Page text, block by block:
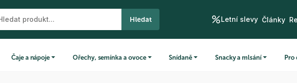
Hledat Letní slevy Články
Čaje a nápoje Ořechy, semínka a ovoce Snídaně Snacky a mlsání Pro